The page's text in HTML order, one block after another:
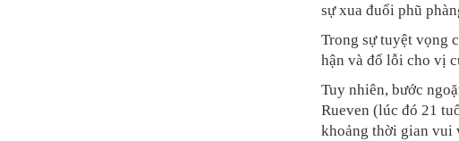
sự xua đuổi phũ
Trong sự tuyệt vọng
hận và đổ lỗi cho vị
Tuy nhiên, bước
Rueven (lúc đó 21
khoảng thời gian vui